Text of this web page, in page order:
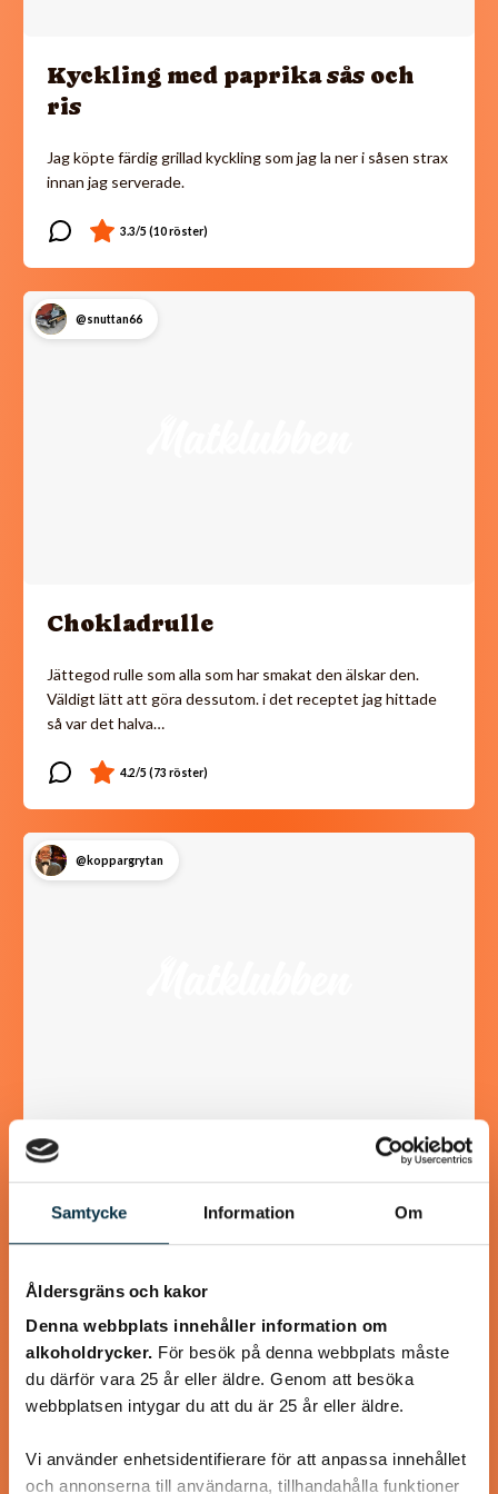
Samtycke Information Om
Åldersgräns och kakor
Denna webbplats innehåller information om
alkoholdrycker. För besök på denna webbplats måste
du därför vara 25 år eller äldre. Genom att besöka
webbplatsen intygar du att du är 25 år eller äldre.
Vi använder enhetsidentifierare för att anpassa innehållet
och annonserna till användarna, tillhandahålla funktioner
Kyckling med paprika sås och
ris
Jag köpte färdig grillad kyckling som jag la ner i såsen strax
innan jag serverade.
@snuttan66
Chokladrulle
Jättegod rulle som alla som har smakat den älskar den.
Väldigt lätt att göra dessutom. i det receptet jag hittade
så var det halva…
@koppargrytan
Turkisk köfte
En längtan till Turkisk mat
@heartfriend